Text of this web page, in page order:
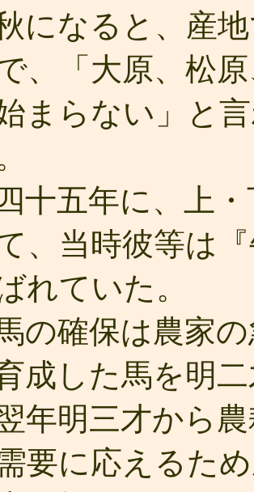
になると、産
、「大原、松
まらない」と
十五年に、上
、当時彼等は
れていた。
の確保は農家
成した馬を明
年明三才から
要に応えるた